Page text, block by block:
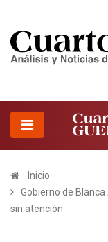
Inicio
Gobierno de
sin atención